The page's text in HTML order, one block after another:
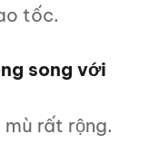
tốc.
song với
rất rộng.